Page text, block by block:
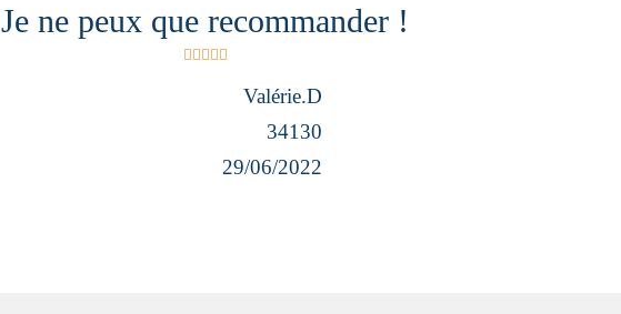
Je ne peux que recommander !
    
Valérie.D
34130
29/06/2022